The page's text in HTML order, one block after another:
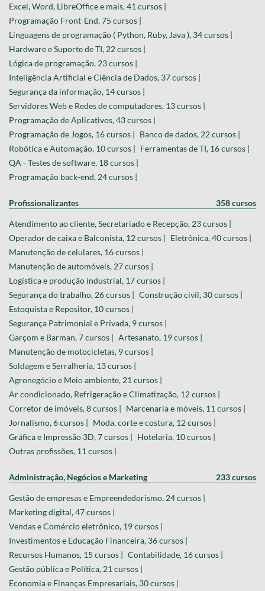
Excel, Word, LibreOffice e mais, 41 cursos |
Programação Front-End, 75 cursos |
Linguagens de programação ( Python, Ruby, Java ), 34 cursos |
Hardware e Suporte de TI, 22 cursos |
Lógica de programação, 23 cursos |
Inteligência Artificial e Ciência de Dados, 37 cursos |
Segurança da informação, 14 cursos |
Servidores Web e Redes de computadores, 13 cursos |
Programação de Aplicativos, 43 cursos |
Programação de Jogos, 16 cursos | Banco de dados, 22 cursos |
Robótica e Automação, 10 cursos | Ferramentas de TI, 16 cursos |
QA - Testes de software, 18 cursos |
Programação back-end, 24 cursos |
Profissionalizantes 358 cursos
Atendimento ao cliente, Secretariado e Recepção, 23 cursos |
Operador de caixa e Balconista, 12 cursos | Eletrônica, 40 cursos |
Manutenção de celulares, 16 cursos |
Manutenção de automóveis, 27 cursos |
Logística e produção industrial, 17 cursos |
Segurança do trabalho, 26 cursos | Construção civil, 30 cursos |
Estoquista e Repositor, 10 cursos |
Segurança Patrimonial e Privada, 9 cursos |
Garçom e Barman, 7 cursos | Artesanato, 19 cursos |
Manutenção de motocicletas, 9 cursos |
Soldagem e Serralheria, 13 cursos |
Agronegócio e Meio ambiente, 21 cursos |
Ar condicionado, Refrigeração e Climatização, 12 cursos |
Corretor de imóveis, 8 cursos | Marcenaria e móveis, 11 cursos |
Jornalismo, 6 cursos | Moda, corte e costura, 12 cursos |
Gráfica e Impressão 3D, 7 cursos | Hotelaria, 10 cursos |
Outras profissões, 11 cursos |
Administração, Negócios e Marketing 233 cursos
Gestão de empresas e Empreendedorismo, 24 cursos |
Marketing digital, 47 cursos |
Vendas e Comércio eletrônico, 19 cursos |
Investimentos e Educação Financeira, 36 cursos |
Recursos Humanos, 15 cursos | Contabilidade, 16 cursos |
Gestão pública e Política, 21 cursos |
Economia e Finanças Empresariais, 30 cursos |